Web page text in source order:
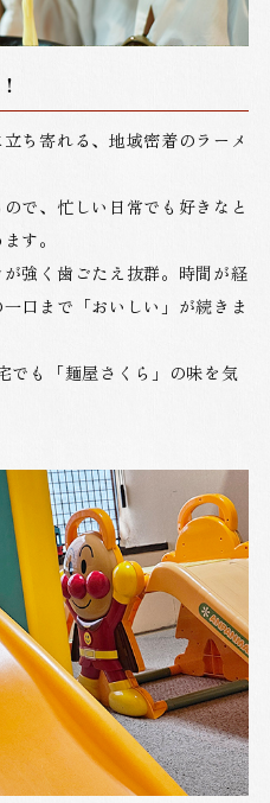
ち寄れる、地域密着のラーメ
で、忙しい日常でも好きなと
す。
強く歯ごたえ抜群。時間が経
口まで「おいしい」が続きま
でも「麺屋さくら」の味を気